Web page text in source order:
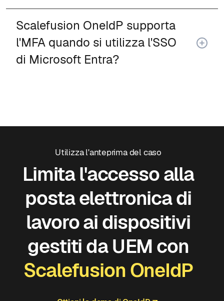
Scalefusion OneIdP supporta
l'MFA quando si utilizza l'SSO
di Microsoft Entra?
Utilizza l'anteprima del caso
Limita l'accesso alla
posta elettronica di
lavoro ai dispositivi
gestiti da UEM con
Scalefusion OneIdP